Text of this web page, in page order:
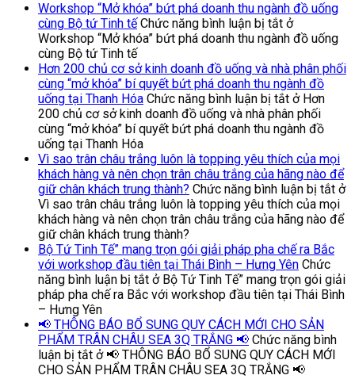
Workshop “Mở khóa” bứt phá doanh thu ngành đồ uống
cùng Bộ tứ Tinh tế Chức năng bình luận bị tắt ở
Workshop “Mở khóa” bứt phá doanh thu ngành đồ uống
cùng Bộ tứ Tinh tế
Hơn 200 chủ cơ sở kinh doanh đồ uống và nhà phân phối
cùng “mở khóa” bí quyết bứt phá doanh thu ngành đồ
uống tại Thanh Hóa Chức năng bình luận bị tắt ở Hơn
200 chủ cơ sở kinh doanh đồ uống và nhà phân phối
cùng “mở khóa” bí quyết bứt phá doanh thu ngành đồ
uống tại Thanh Hóa
Vì sao trân châu trắng luôn là topping yêu thích của mọi
khách hàng và nên chọn trân châu trắng của hãng nào để
giữ chân khách trung thành? Chức năng bình luận bị tắt ở
Vì sao trân châu trắng luôn là topping yêu thích của mọi
khách hàng và nên chọn trân châu trắng của hãng nào để
giữ chân khách trung thành?
Bộ Tứ Tinh Tế” mang trọn gói giải pháp pha chế ra Bắc
với workshop đầu tiên tại Thái Bình – Hưng Yên Chức
năng bình luận bị tắt ở Bộ Tứ Tinh Tế” mang trọn gói giải
pháp pha chế ra Bắc với workshop đầu tiên tại Thái Bình
– Hưng Yên
📢 THÔNG BÁO BỔ SUNG QUY CÁCH MỚI CHO SẢN
PHẨM TRÂN CHÂU SEA 3Q TRẮNG 📢 Chức năng bình
luận bị tắt ở 📢 THÔNG BÁO BỔ SUNG QUY CÁCH MỚI
CHO SẢN PHẨM TRÂN CHÂU SEA 3Q TRẮNG 📢